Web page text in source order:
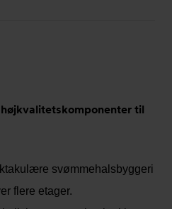
til
svømmehalsbyggeri
flere etager.